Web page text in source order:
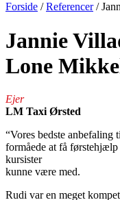
Forside /Referencer/
Jannie
Lone
Ejer
LM Taxi Ørsted
“Vores bedste
formåede at få
kursister
kunne være med.
Rudi var en meget